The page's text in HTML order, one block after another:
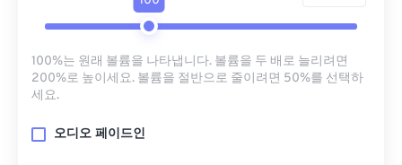
100%는 원래 볼륨을 나타냅니다. 볼륨을 두 배로 늘리려면
200%로 높이세요. 볼륨을 절반으로 줄이려면 50%를 선택하
세요.
오디오 페이드인